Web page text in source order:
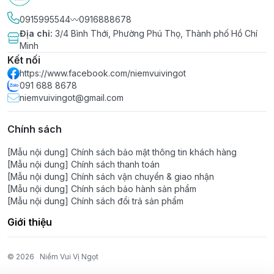
0915995544〰️0916888678
Địa chỉ: 3/4 Bình Thới, Phường Phú Thọ, Thành phố Hồ Chí
Minh
Kết nối
https://www.facebook.com/niemvuivingot
091 688 8678
niemvuivingot@gmail.com
Chính sách
[Mẫu nội dung] Chính sách bảo mật thông tin khách hàng
[Mẫu nội dung] Chính sách thanh toán
[Mẫu nội dung] Chính sách vận chuyển & giao nhận
[Mẫu nội dung] Chính sách bảo hành sản phẩm
[Mẫu nội dung] Chính sách đổi trả sản phẩm
Giới thiệu
© 2026 Niềm Vui Vị Ngọt